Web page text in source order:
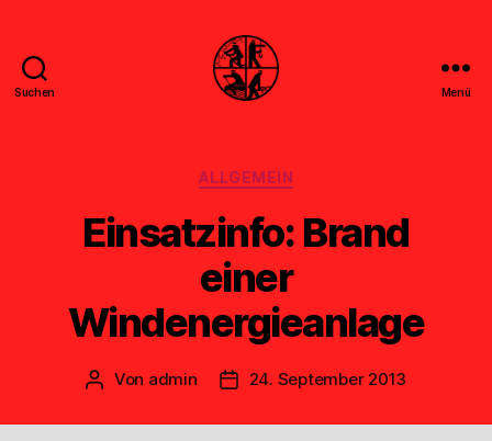
Suchen Menü
Kategorien
ALLGEMEIN
Einsatzinfo: Brand
einer
Windenergieanlage
Beitragsautor
Von admin Veröffentlichungsdatum
24. September 2013